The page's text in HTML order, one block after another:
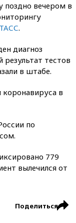
поздно вечером в
ТАСС.
диагноз
тестов
в штабе.
в
по
779
вылечился от
Поделиться